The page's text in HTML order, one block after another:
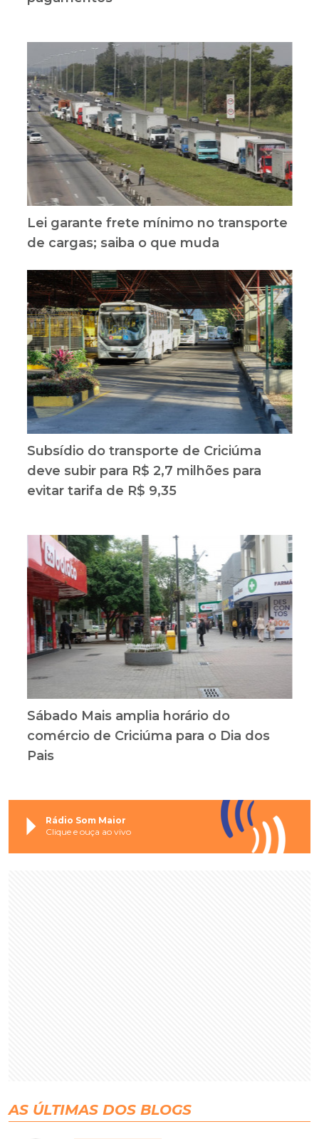
Lei garante frete mínimo no transporte
de cargas; saiba o que muda
Subsídio do transporte de Criciúma
deve subir para R$ 2,7 milhões para
evitar tarifa de R$ 9,35
Sábado Mais amplia horário do
comércio de Criciúma para o Dia dos
Pais
Rádio Som Maior
Clique e ouça ao vivo
AS ÚLTIMAS DOS BLOGS